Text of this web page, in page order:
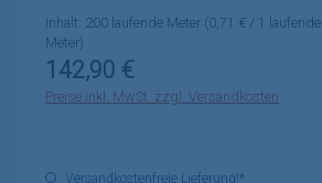
Inhalt: 200 laufende Meter (0,71 € / 1 laufende
Meter)
Regulärer Preis:
142,90 €
Preise inkl. MwSt. zzgl. Versandkosten
Versandkostenfreie Lieferung!*